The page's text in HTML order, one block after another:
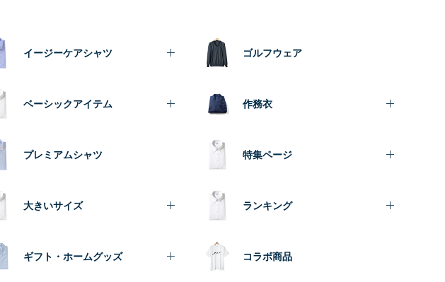
イージーケアシャツ
ベーシックアイテム
プレミアムシャツ
大きいサイズ
ギフト・ホームグッズ
ゴルフウェア
作務衣
特集ページ
ランキング
コラボ商品